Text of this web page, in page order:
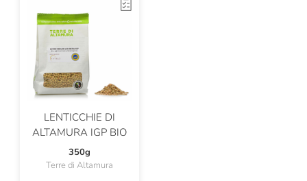
Il Mercante Di Spezie
Il Vallino
Invernizzi Si
Jolanda De Colò
L'Arcolaio
LENTICCHIE DI
ALTAMURA IGP BIO
350g
Terre di Altamura